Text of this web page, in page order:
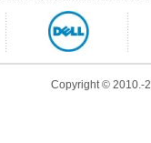
Copyright © 2010.-